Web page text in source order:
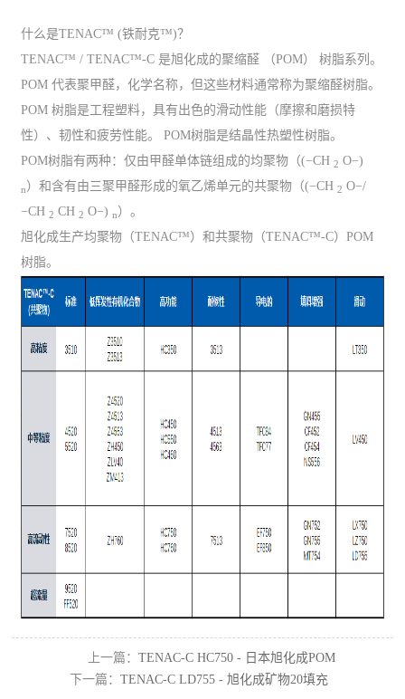
什么是TENAC™ (铁耐克™)？
TENAC™ / TENAC™-C 是旭化成的聚缩醛 （POM） 树脂系列。
POM 代表聚甲醛，化学名称，但这些材料通常称为聚缩醛树脂。
POM 树脂是工程塑料，具有出色的滑动性能（摩擦和磨损特
性）、韧性和疲劳性能。 POM树脂是结晶性热塑性树脂。
POM树脂有两种：仅由甲醛单体链组成的均聚物（(−CH2 O−)
n）和含有由三聚甲醛形成的氧乙烯单元的共聚物（(−CH2 O−/
−CH2 CH2 O−)n）。
旭化成生产均聚物（TENAC™）和共聚物（TENAC™-C）POM
树脂。
上一篇：TENAC-C HC750 - 日本旭化成POM
下一篇： TENAC-C LD755 - 旭化成矿物20填充